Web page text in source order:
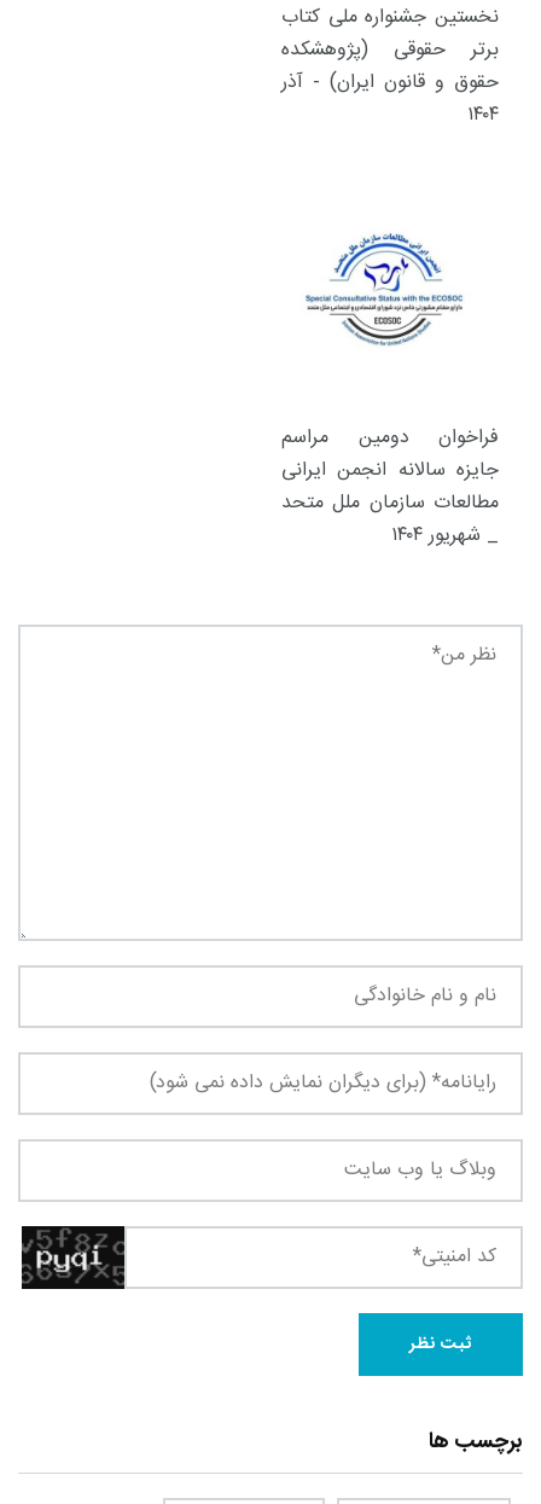
نخستین جشنواره ملی کتاب
برتر حقوقی (پژوهشکده
حقوق و قانون ایران) - آذر
۱۴۰۴
فراخوان دومین مراسم
جایزه سالانه انجمن ایرانی
مطالعات سازمان ملل متحد
_ شهریور ۱۴۰۴
برچسب ها